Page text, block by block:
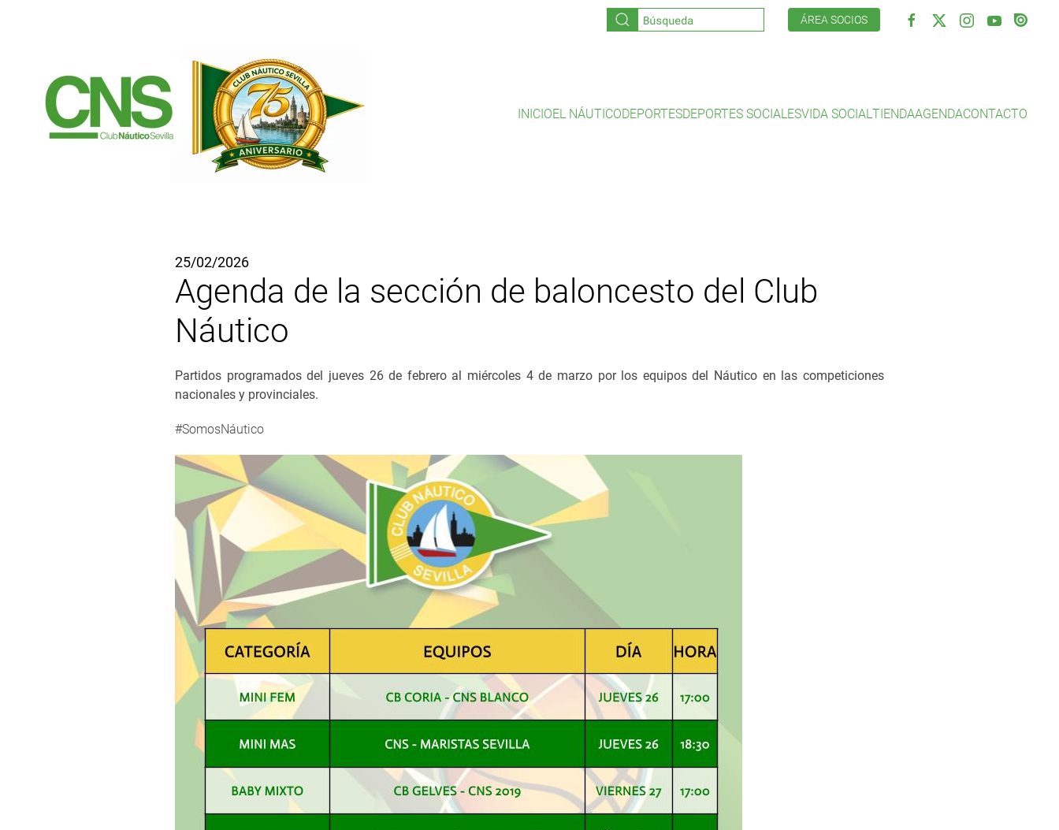
ÁREA SOCIOS
INICIOEL NÁUTICODEPORTESDEPORTES SOCIALESVIDA SOCIALTIENDAAGENDACONTACTO
25/02/2026
Agenda de la sección de baloncesto del Club
Náutico
Partidos programados del jueves 26 de febrero al miércoles 4 de marzo por los equipos del Náutico en las competiciones
nacionales y provinciales.
#SomosNáutico